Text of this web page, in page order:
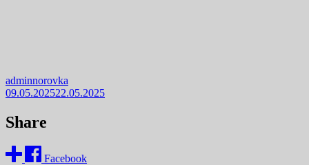
adminnorovka
09.05.202522.05.2025
Share
Facebook